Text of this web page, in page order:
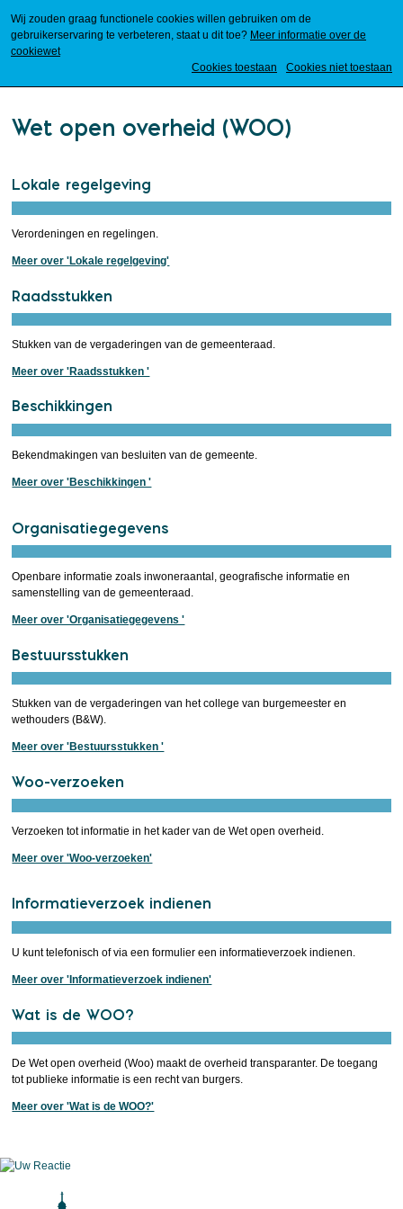
Wij zouden graag functionele cookies willen gebruiken om de
gebruikerservaring te verbeteren, staat u dit toe? Meer informatie over de
cookiewet
Cookies toestaan
Cookies niet toestaan
Wet open overheid (WOO)
Lokale regelgeving
Verordeningen en regelingen.
Meer over 'Lokale regelgeving'
Raadsstukken
Stukken van de vergaderingen van de gemeenteraad.
Meer over 'Raadsstukken '
Beschikkingen
Bekendmakingen van besluiten van de gemeente.
Meer over 'Beschikkingen '
Organisatiegegevens
Openbare informatie zoals inwoneraantal, geografische informatie en
samenstelling van de gemeenteraad.
Meer over 'Organisatiegegevens '
Bestuursstukken
Stukken van de vergaderingen van het college van burgemeester en
wethouders (B&W).
Meer over 'Bestuursstukken '
Woo-verzoeken
Verzoeken tot informatie in het kader van de Wet open overheid.
Meer over 'Woo-verzoeken'
Informatieverzoek indienen
U kunt telefonisch of via een formulier een informatieverzoek indienen.
Meer over 'Informatieverzoek indienen'
Wat is de WOO?
De Wet open overheid (Woo) maakt de overheid transparanter. De toegang
tot publieke informatie is een recht van burgers.
Meer over 'Wat is de WOO?'